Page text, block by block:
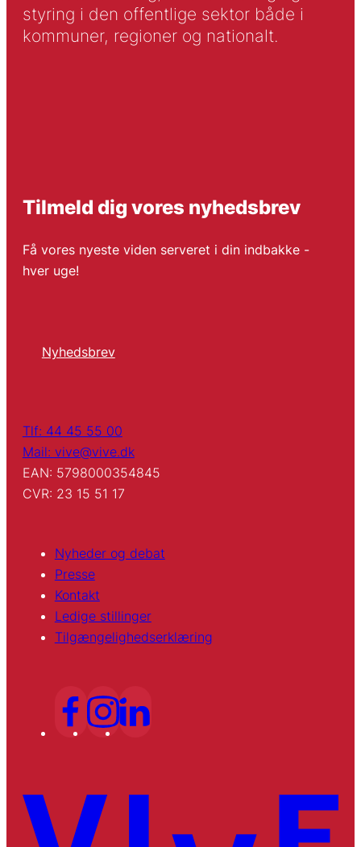
styring i den offentlige sektor både i
kommuner, regioner og nationalt.
Tilmeld dig vores nyhedsbrev
Få vores nyeste viden serveret i din indbakke -
hver uge!
Nyhedsbrev
Tlf: 44 45 55 00
Mail: vive@vive.dk
EAN: 5798000354845
CVR: 23 15 51 17
Nyheder og debat
Presse
Kontakt
Ledige stillinger
Tilgængelighedserklæring